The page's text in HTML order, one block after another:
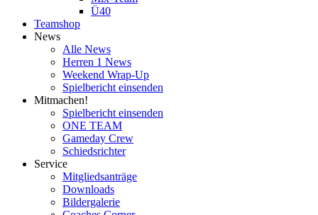
Ü40
Teamshop
News
Alle News
Herren 1 News
Weekend Wrap-Up
Spielbericht einsenden
Mitmachen!
Spielbericht einsenden
ONE TEAM
Gameday Crew
Schiedsrichter
Service
Mitgliedsanträge
Downloads
Bildergalerie